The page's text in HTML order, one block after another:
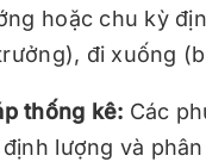
hoặc chu kỳ
đi xuống
thống kê: Các
lượng và